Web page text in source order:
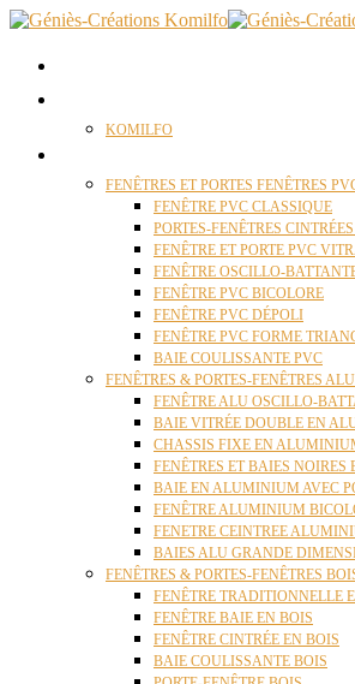
KOMILFO
FENÊTRES ET PORTES FENÊTRES
FENÊTRE PVC CLASSIQUE
PORTES-FENÊTRES
FENÊTRE ET PORTE PVC
FENÊTRE OSCILLO-
FENÊTRE PVC BICOLORE
FENÊTRE PVC DÉPOLI
FENÊTRE PVC FORME
BAIE COULISSANTE PVC
FENÊTRES & PORTES-FENÊTRES
FENÊTRE ALU OSCILLO-
BAIE VITRÉE DOUBLE EN
CHASSIS FIXE EN
FENÊTRES ET BAIES
BAIE EN ALUMINIUM AVEC
FENÊTRE ALUMINIUM
FENETRE CEINTREE
BAIES ALU GRANDE
FENÊTRES & PORTES-FENÊTRES
FENÊTRE TRADITIONNELLE
FENÊTRE BAIE EN BOIS
FENÊTRE CINTRÉE EN BOIS
BAIE COULISSANTE BOIS